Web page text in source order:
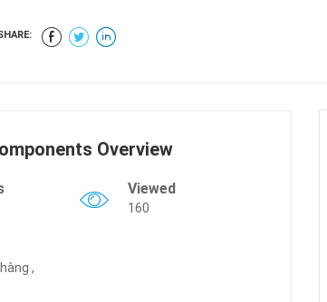
Overview
Viewed
160
,